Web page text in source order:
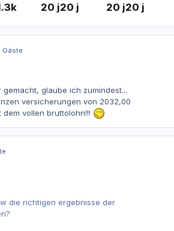
20 j20 j 20 j20 j
Gäste
glaube ich zumindest...
versicherungen von 2032,00
vollen bruttolohn!!!
die richtigen ergebnisse der